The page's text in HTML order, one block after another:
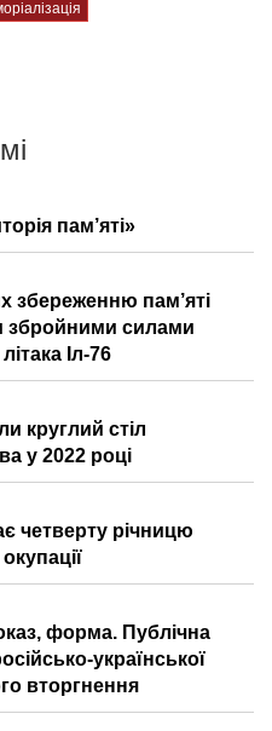
пам’яті»
збереженню пам’яті
збройними силами
Іл-76
круглий стіл
у 2022 році
четверту річницю
форма. Публічна
української
вторгнення